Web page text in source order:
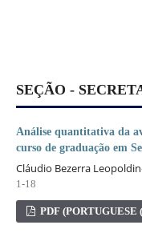
SEÇÃO -
Análise quantitativa da
curso de graduação em
Cláudio Bezerra
1-18
PDF